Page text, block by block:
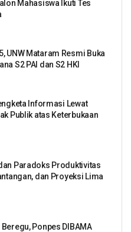
Mahasiswa Ikuti Tes
UNW Mataram Resmi Buka
S2 PAI dan S2 HKI
Informasi Lewat
Publik atas Keterbukaan
Paradoks Produktivitas
dan Proyeksi Lima
Ponpes DIBAMA